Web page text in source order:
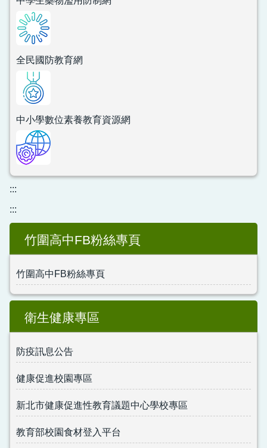
全民國防教育網
中小學數位素養教育資源網
:::
:::
竹圍高中FB粉絲專頁
竹圍高中FB粉絲專頁
衛生健康專區
防疫訊息公告
健康促進校園專區
新北市健康促進性教育議題中心學校專區
教育部校園食材登入平台